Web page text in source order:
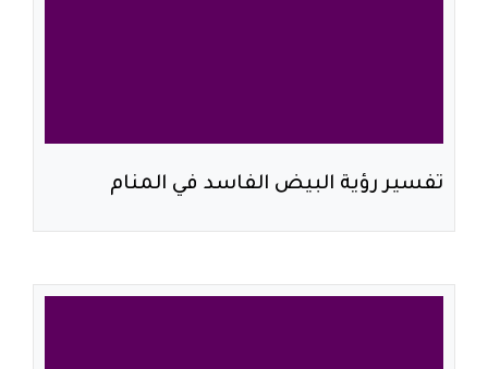
تفسير رؤية البيض الفاسد في المنام